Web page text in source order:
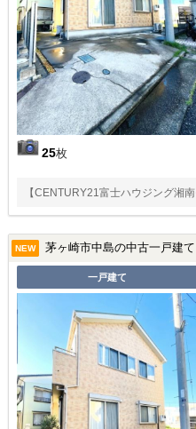
25枚
【CENTURY21富士ハウジング湘
NEW 茅ヶ崎市中島の中古一戸建て
一戸建て